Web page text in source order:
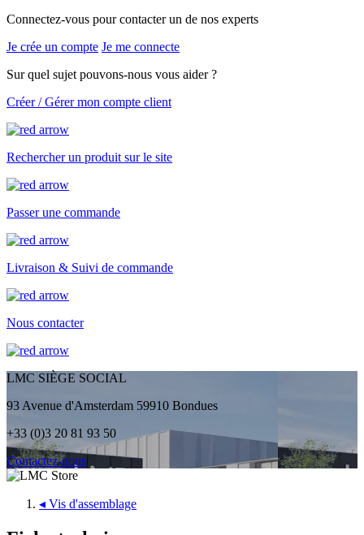
Connectez-vous pour contacter un de nos experts
Je crée un compte Je me connecte
Sur quel sujet pouvons-nous vous aider ?
Créer / Gérer mon compte client
Rechercher un produit sur le site
Passer une commande
Livraison & Suivi de commande
Nous contacter
LMC SIÈGE SOCIAL
93 Avenue d'Amsterdam 59910 Bondues
+33 (0)3 20 81 93 50
Contactez-nous
◂ Vis d'assemblage